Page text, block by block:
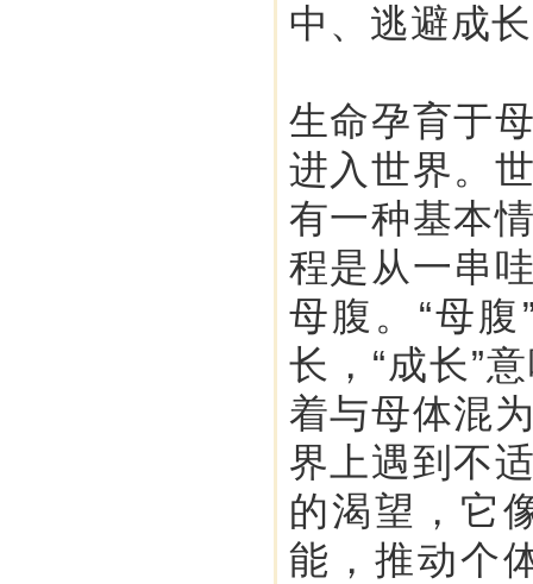
中、逃避成
生命孕育于
进入世界。
有一种基本
程是从一串
母腹。“母
长，“成长”
着与母体混
界上遇到不
的渴望，它
能，推动个